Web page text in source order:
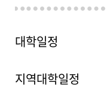
대학일정
지역대학일정